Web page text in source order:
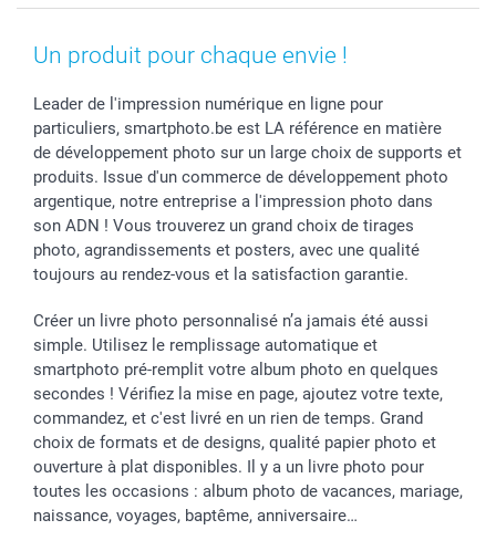
Stickers & Etiquettes
Calendrier photos & Agendas photo
Dénicheur d'idées cadeau
Naissance & baptême
Toussaint
Rentrée des classes
Communion
Saint-Valentin
Vacances
Conditions
Plaintes
Conditions générales
Vie privée
Gestion des cookies
Tarifs
Investisseurs
Droit de rétractation
smartgarantie
smartfriends
Modes de paiement
Modes de livraison
Grandes Quantités
Statut de ma commande
Un produit pour chaque envie !
Leader de l'impression numérique en ligne pour
particuliers, smartphoto.be est LA référence en matière
de développement photo sur un large choix de supports et
produits. Issue d'un commerce de développement photo
argentique, notre entreprise a l'impression photo dans
son ADN ! Vous trouverez un grand choix de tirages
photo, agrandissements et posters, avec une qualité
toujours au rendez-vous et la satisfaction garantie.
Créer un livre photo personnalisé n’a jamais été aussi
simple. Utilisez le remplissage automatique et
smartphoto pré-remplit votre album photo en quelques
secondes ! Vérifiez la mise en page, ajoutez votre texte,
commandez, et c'est livré en un rien de temps. Grand
choix de formats et de designs, qualité papier photo et
ouverture à plat disponibles. Il y a un livre photo pour
toutes les occasions : album photo de vacances, mariage,
naissance, voyages, baptême, anniversaire…